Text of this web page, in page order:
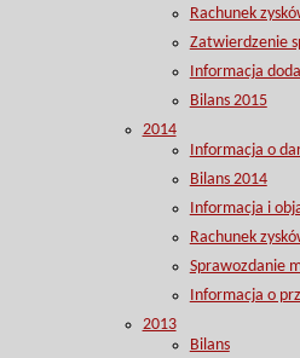
Rachunek
Zatwierdzenie
Informacja
Bilans 2015
2014
Informacja o
Bilans 2014
Informacja i
Rachunek
Sprawozdanie
Informacja o
2013
Bilans